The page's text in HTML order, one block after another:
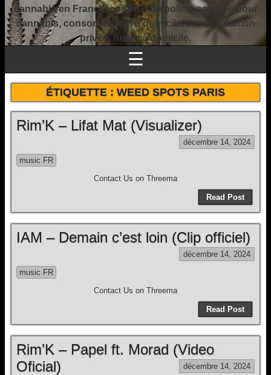
cannabis en France, contrôle de police, amende pour
cannabis, consommation à domicile, consommation
privée, fumer à domicile,
☰
ÉTIQUETTE :WEED SPOTS PARIS
Rim’K – Lifat Mat (Visualizer)
décembre 14, 2024
music FR
Contact Us on Threema
Read Post
IAM – Demain c’est loin (Clip officiel)
décembre 14, 2024
music FR
Contact Us on Threema
Read Post
Rim’K – Papel ft. Morad (Video
Oficial)
décembre 14, 2024